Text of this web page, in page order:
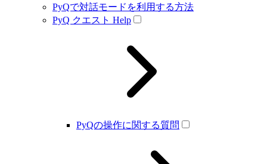
PyQで対話モードを利用する方法
PyQ クエスト Help
PyQの操作に関する質問